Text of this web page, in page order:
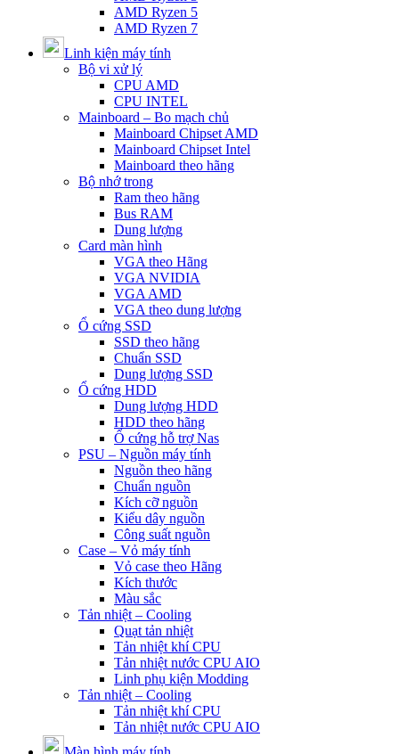
AMD Ryzen 5
AMD Ryzen 7
Linh kiện máy tính
Bộ vi xử lý
CPU AMD
CPU INTEL
Mainboard – Bo mạch chủ
Mainboard Chipset AMD
Mainboard Chipset Intel
Mainboard theo hãng
Bộ nhớ trong
Ram theo hãng
Bus RAM
Dung lượng
Card màn hình
VGA theo Hãng
VGA NVIDIA
VGA AMD
VGA theo dung lượng
Ổ cứng SSD
SSD theo hãng
Chuẩn SSD
Dung lượng SSD
Ổ cứng HDD
Dung lượng HDD
HDD theo hãng
Ổ cứng hỗ trợ Nas
PSU – Nguồn máy tính
Nguồn theo hãng
Chuẩn nguồn
Kích cỡ nguồn
Kiểu dây nguồn
Công suất nguồn
Case – Vỏ máy tính
Vỏ case theo Hãng
Kích thước
Màu sắc
Tản nhiệt – Cooling
Quạt tản nhiệt
Tản nhiệt khí CPU
Tản nhiệt nước CPU AIO
Linh phụ kiện Modding
Tản nhiệt – Cooling
Tản nhiệt khí CPU
Tản nhiệt nước CPU AIO